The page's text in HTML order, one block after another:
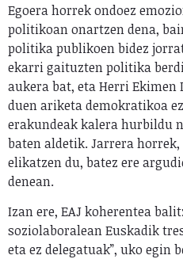
Egoera horrek ondoez
politikoan onartzen dena,
politika publikoen bidez
ekarri gaituzten politika
aukera bat, eta Herri Ekimen
duen ariketa demokratikoa
erakundeak kalera hurbildu
baten aldetik. Jarrera
elikatzen du, batez ere
denean.
Izan ere, EAJ koherentea
soziolaboralean Euskadik
eta ez delegatuak”, uko egin